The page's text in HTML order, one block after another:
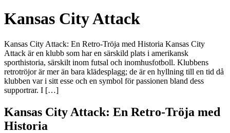
Kansas City Attack
Kansas City Attack: En Retro-Tröja med Historia Kansas City
Attack är en klubb som har en särskild plats i amerikansk
sporthistoria, särskilt inom futsal och inomhusfotboll. Klubbens
retrotröjor är mer än bara klädesplagg; de är en hyllning till en tid då
klubben var i sitt esse och en symbol för passionen bland dess
supportrar. I […]
Kansas City Attack: En Retro-Tröja med
Historia